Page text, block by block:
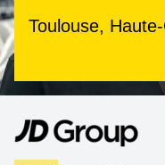
Toulouse,